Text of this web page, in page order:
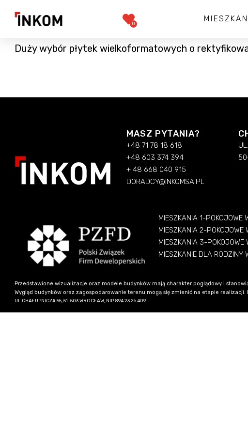
0
Duży wybór płytek wielkoformatowych o
MASZ PYTANIA?
+48 71 78 18 618
+48 603 374 394
+ 48 668 040 915
DORADCY@INKOMSA.PL
MIESZKANIA 1-POKOJOWE
MIESZKANIA 2-POKOJOWE
MIESZKANIA 3-POKOJOWE
MIESZKANIE DLA RODZINY
Przedstawione wizualizacje oraz modele budynków mają charakter poglądowy i
Wygląd budynków oraz zagospodarowanie terenu mogą się zmienić na etapie
Ul. CHAŁUPNICZA 55, 51-503 WROCŁAW, NIP 894 23 26 409